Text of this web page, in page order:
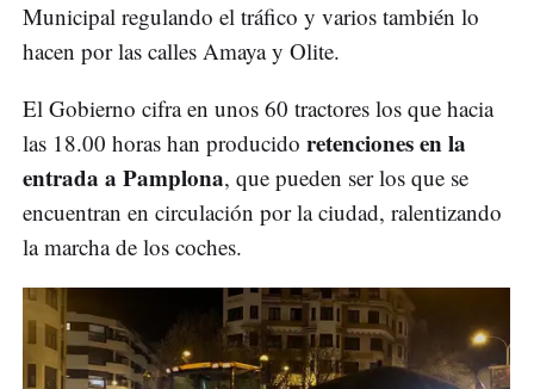
Municipal regulando el tráfico y varios también lo
hacen por las calles Amaya y Olite.
El Gobierno cifra en unos 60 tractores los que hacia
las 18.00 horas han producido retenciones en la
entrada a Pamplona, que pueden ser los que se
encuentran en circulación por la ciudad, ralentizando
la marcha de los coches.